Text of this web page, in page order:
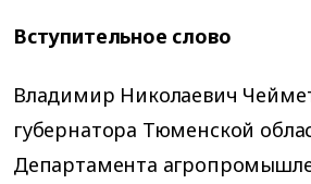
Вступительное слово
Владимир Николаевич
губернатора Тюменской
Департамента